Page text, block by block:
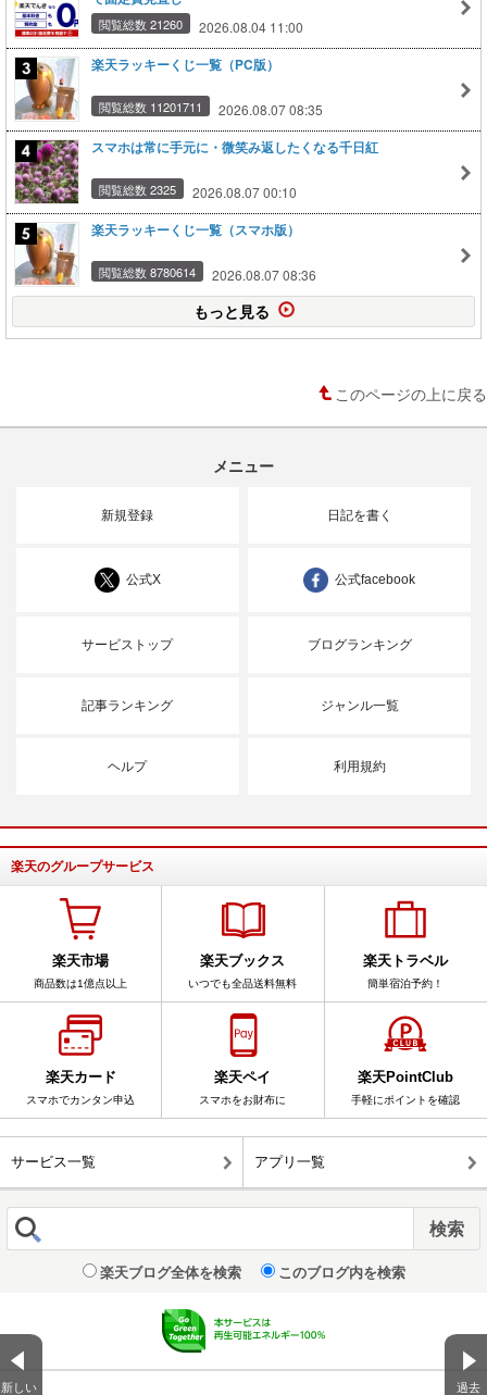
新しい 過去
閲覧総数 21260 2026.08.04 11:00
楽天ラッキーくじ一覧（PC版）
閲覧総数 11201711 2026.08.07 08:35
スマホは常に手元に・微笑み返したくなる千日紅
閲覧総数 2325 2026.08.07 00:10
楽天ラッキーくじ一覧（スマホ版）
閲覧総数 8780614 2026.08.07 08:36
もっと見る
このページの上に戻る
メニュー
新規登録 日記を書く
公式X 公式facebook
サービストップ ブログランキング
記事ランキング ジャンル一覧
ヘルプ 利用規約
楽天のグループサービス
楽天市場
商品数は1億点以上
楽天ブックス
いつでも全品送料無料
楽天トラベル
簡単宿泊予約！
楽天カード
スマホでカンタン申込
楽天ペイ
スマホをお財布に
楽天PointClub
手軽にポイントを確認
サービス一覧 アプリ一覧
楽天ブログ全体を検索 このブログ内を検索